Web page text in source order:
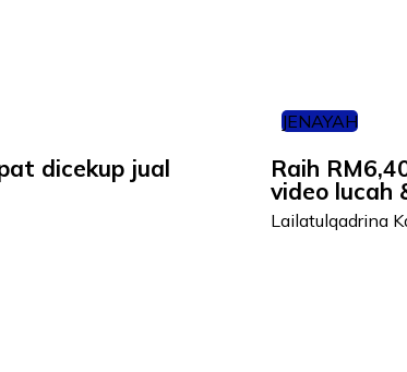
dicekup jual
JENAYAH
Raih
video lucah
Lailatulqadrina